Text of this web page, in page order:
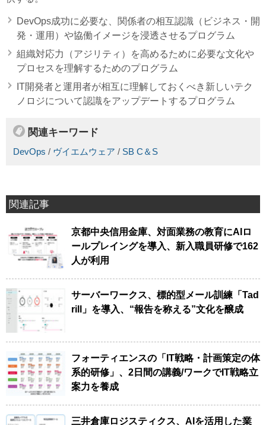
DevOps成功に必要な、関係者の相互認識（ビジネス・開
発・運用）や協働イメージを浸透させるプログラム
組織対応力（アジリティ）を高めるために必要な文化や
プロセスを理解するためのプログラム
IT開発者と運用者が相互に理解しておくべき新しいテク
ノロジについて認識をアップデートするプログラム
関連キーワード
DevOps / ヴイエムウェア / SB C＆S
関連記事
京都中央信用金庫、対面業務の教育にAIロ
ールプレイングを導入、新入職員研修で162
人が利用
サーバーワークス、標的型メール訓練「Tad
rill」を導入、“報告を称える”文化を醸成
フォーティエンスの「IT戦略・計画策定の体
系的研修」、2日間の講義/ワークでIT戦略立
案力を養成
三井倉庫ロジスティクス、AIを活用した業